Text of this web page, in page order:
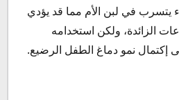
يتسرب في لبن الأم مما قد يؤدي
الزائدة، ولكن استخدامه
نمو دماغ الطفل الرضيع.